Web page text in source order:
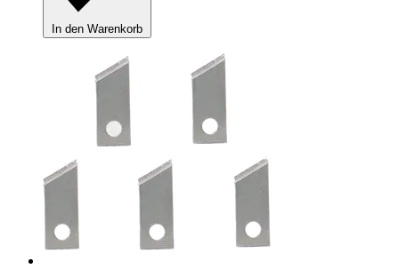
In den Warenkorb